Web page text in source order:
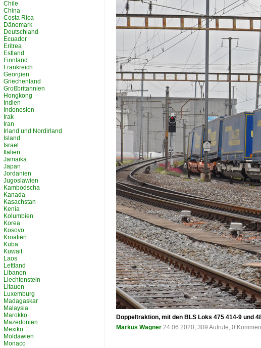
Doppeltraktion, mit den BLS Loks 475 414-9 und
Markus Wagner 24.06.2020, 309 Aufrufe, 0
Chile
China
Costa Rica
Dänemark
Deutschland
Ecuador
Eritrea
Estland
Finnland
Frankreich
Georgien
Griechenland
Großbritannien
Hongkong
Indien
Indonesien
Irak
Iran
Irland und Nordirland
Island
Israel
Italien
Jamaika
Japan
Jordanien
Jugoslawien
Kambodscha
Kanada
Kasachstan
Kenia
Kolumbien
Korea
Kosovo
Kroatien
Kuba
Kuwait
Laos
Lettland
Libanon
Liechtenstein
Litauen
Luxemburg
Madagaskar
Malaysia
Marokko
Mazedonien
Mexiko
Moldawien
Monaco